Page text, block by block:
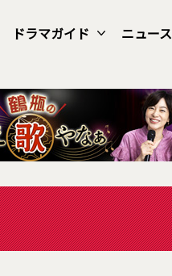
ドラマガイド ニュース